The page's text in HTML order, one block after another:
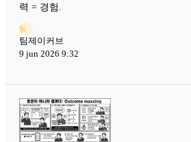
력 = 경험.
팀
팀제이커브
9 jun 2026 9:32